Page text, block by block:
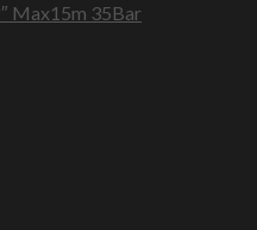
Max15m 35Bar